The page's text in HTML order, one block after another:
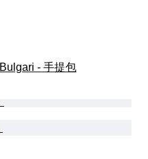
Bulgari - 手提包